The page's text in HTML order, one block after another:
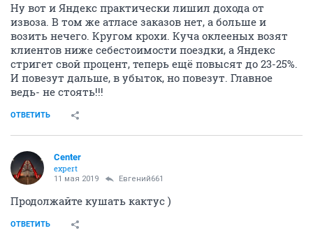
Ну вот и Яндекс практически лишил дохода от
извоза. В том же атласе заказов нет, а больше и
возить нечего. Кругом крохи. Куча оклееных возят
клиентов ниже себестоимости поездки, а Яндекс
стригет свой процент, теперь ещё повысят до 23-25%.
И повезут дальше, в убыток, но повезут. Главное
ведь- не стоять!!!
ОТВЕТИТЬ
Center
expert
11 мая 2019 Евгений661
Продолжайте кушать кактус )
ОТВЕТИТЬ